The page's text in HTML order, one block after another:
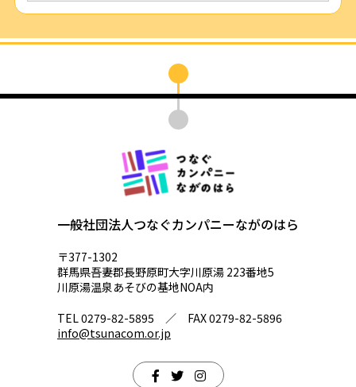
一般社団法人つなぐカンパニーながのはら
〒377-1302
群馬県吾妻郡長野原町大字川原湯 223番地5
川原湯温泉あそびの基地NOA内
TEL 0279-82-5895 ／ FAX 0279-82-5896
info@tsunacom.or.jp